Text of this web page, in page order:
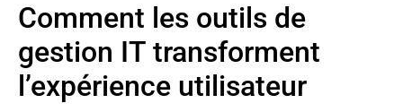
Comment les outils de
gestion IT transforment
l’expérience utilisateur